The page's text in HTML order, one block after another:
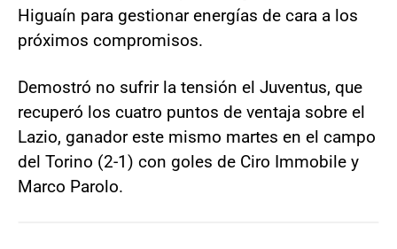
Higuaín para gestionar energías de cara a los
próximos compromisos.
Demostró no sufrir la tensión el Juventus, que
recuperó los cuatro puntos de ventaja sobre el
Lazio, ganador este mismo martes en el campo
del Torino (2-1) con goles de Ciro Immobile y
Marco Parolo.